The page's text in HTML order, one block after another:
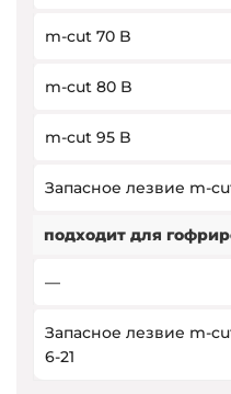
m-cut 70 B
m-cut 80 B
m-cut 95 B
Запасное лезвие m-
подходит для
—
Запасное лезвие m-
6-21